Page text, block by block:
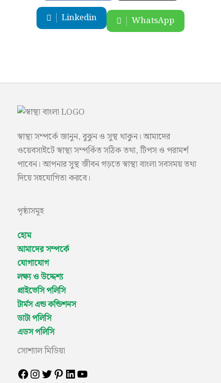
Linkedin WhatsApp
স্বাস্থ্য সম্পর্কে জানুন, বুঝুন ও সুস্থ থাকুন। আমাদের
ওয়েবসাইটে স্বাস্থ্য সম্পর্কিত সঠিক তথ্য, টিপস ও পরামর্শ
পাবেন। আপনার সুস্থ জীবন গড়তে স্বাস্থ্য বাংলা সবসময় তথ্য
দিয়ে সহযোগিতা করবে।
পৃষ্ঠাসমূহ
হোম
আমাদের সম্পর্কে
যোগাযোগ
লক্ষ্য ও উদ্দেশ্য
প্রাইভেসি পলিসি
টার্মস এন্ড কন্ডিশনস
ডাটা পলিসি
এডস পলিসি
সোশ্যাল মিডিয়া